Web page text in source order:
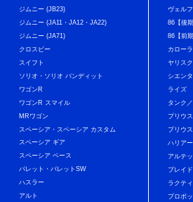
ジムニー (JB23)
ジムニー (JA11・JA12・JA22)
ジムニー (JA71)
クロスビー
スイフト
ソリオ・ソリオ バンディット
ワゴンR
ワゴンR スマイル
MRワゴン
スペーシア・スペーシア カスタム
スペーシア ギア
スペーシア ベース
パレット・パレットSW
ハスラー
アルト
ヴェル
86【後
86【前
カロー
ヤリス
シエンタ
ライズ
タンク
プリウス
プリウ
ハリアー
アルテ
ブレイド
ラクテ
プロボ